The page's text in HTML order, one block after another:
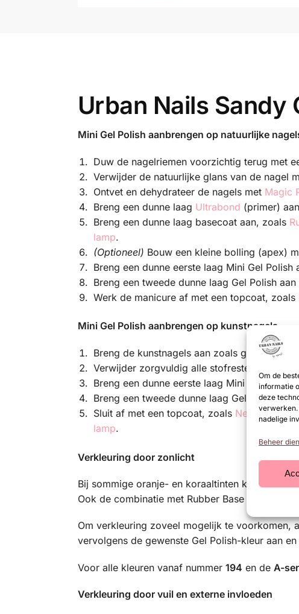
Om de
informatie
deze
verwerken.
nadelige
Beheer
Urban Nails Sandy
Mini Gel Polish aanbrengen op natuurlijke
Duw de nagelriemen voorzichtig terug met
Verwijder de natuurlijke glans van de nagel
Ontvet en dehydrateer de nagels met Magic
Breng een dunne laag Ultrabond (primer)
Breng een dunne laag basecoat aan, zoals
lamp.
(Optioneel) Bouw een kleine bolling (apex)
Breng een dunne eerste laag Mini Gel
Breng een tweede dunne laag Gel Polish
Werk de manicure af met een topcoat, zoals
Mini Gel Polish aanbrengen op kunstnagels
Breng de kunstnagels aan zoals
Verwijder zorgvuldig alle stofresten.
Breng een dunne eerste laag Mini Gel
Breng een tweede dunne laag Gel Polish
Sluit af met een topcoat, zoals NeXt Top Gel
lamp.
Verkleuring door zonlicht
Bij sommige oranje- en koraaltinten kan
Ook de combinatie met Rubber Base Gel en
Om verkleuring zoveel mogelijk te voorkomen,
vervolgens de gewenste Gel Polish-kleur aan
Voor alle kleuren vanaf nummer 194 en de A-
Verkleuring door vuil en externe invloeden